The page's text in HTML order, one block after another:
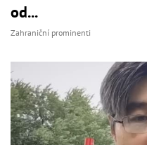
od...
Zahraniční prominenti